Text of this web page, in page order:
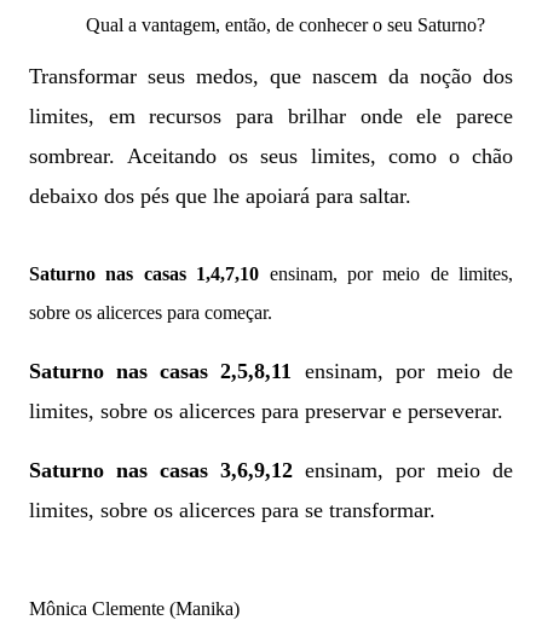
Qual a vantagem, então, de conhecer o seu Saturno?
Transformar seus medos, que nascem da noção dos
limites, em recursos para brilhar onde ele parece
sombrear. Aceitando os seus limites, como o chão
debaixo dos pés que lhe apoiará para saltar.
Saturno nas casas 1,4,7,10 ensinam, por meio de limites,
sobre os alicerces para começar.
Saturno nas casas 2,5,8,11
ensinam, por meio de
limites, sobre os alicerces para preservar e perseverar.
Saturno nas casas 3,6,9,12 ensinam, por meio de
limites, sobre os alicerces para se transformar.
Mônica Clemente (Manika)